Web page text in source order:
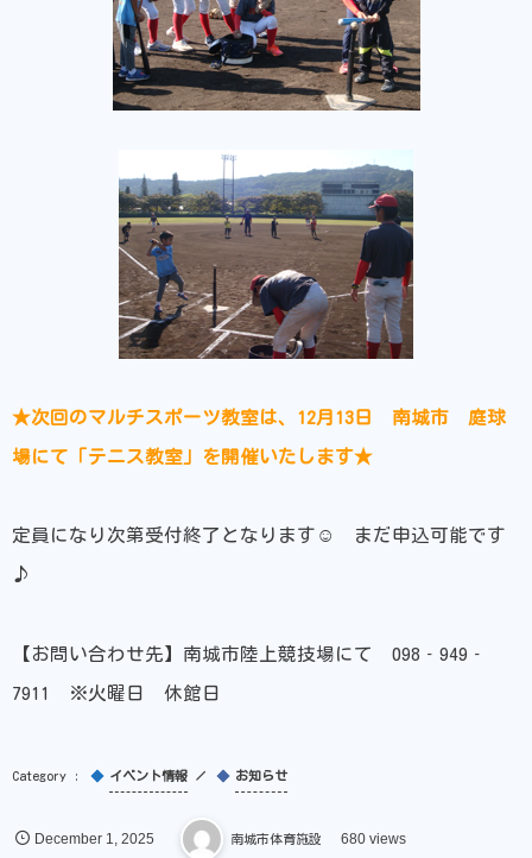
★次回のマルチスポーツ教室は、12月13日 南城市 庭球
場にて「テニス教室」を開催いたします★
定員になり次第受付終了となります☺ まだ申込可能です
♪
【お問い合わせ先】南城市陸上競技場にて 098‐949‐
7911 ※火曜日 休館日
イベント情報 お知らせ
December 1 ,2025 南城市体育施設 680 views